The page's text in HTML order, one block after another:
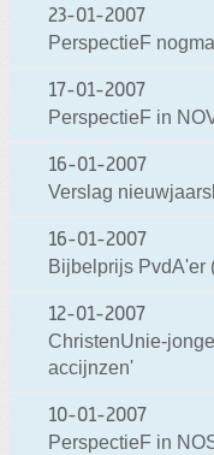
23-01-2007
PerspectieF
17-01-2007
PerspectieF in
16-01-2007
Verslag
16-01-2007
Bijbelprijs PvdA'er
12-01-2007
ChristenUnie-
accijnzen'
10-01-2007
PerspectieF in